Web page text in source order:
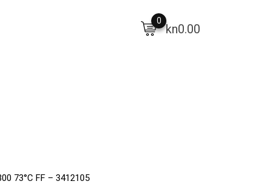
kn0.00
0
73°C FF – 3412105